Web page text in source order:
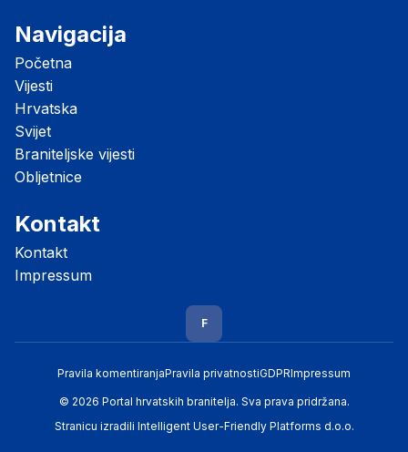
Navigacija
Početna
Vijesti
Hrvatska
Svijet
Braniteljske vijesti
Obljetnice
Kontakt
Kontakt
Impressum
F
Pravila komentiranjaPravila privatnostiGDPRImpressum
© 2026 Portal hrvatskih branitelja. Sva prava pridržana.
Stranicu izradili Intelligent User-Friendly Platforms d.o.o.